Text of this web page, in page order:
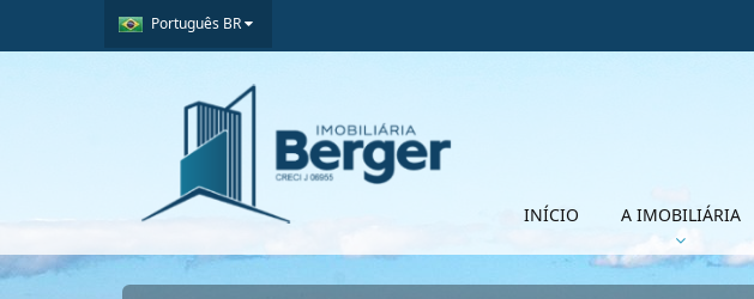
Português BR
INÍCIO A IMOBILIÁRIA